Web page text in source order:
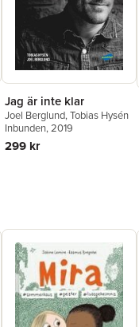
Jag är inte klar
Joel Berglund,Tobias Hysén
Inbunden, 2019
299 kr